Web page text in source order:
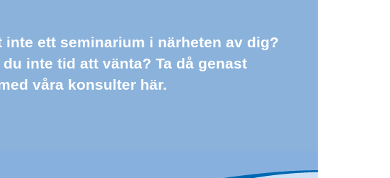
inte ett seminarium i närheten av dig?
inte tid att vänta? Ta då genast
våra konsulter här.